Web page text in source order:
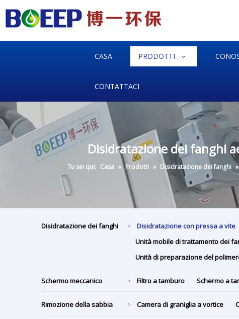
CASA PRODOTTI
CONTATTACI
Disidratazione dei fanghi
Tu sei qui: Casa » Prodotti » Disidratazione dei fanghi
Disidratazione dei fanghi > Disidratazione con pressa a vite
Unità mobile di trattamento dei
Unità di preparazione del
Schermo meccanico > Filtro a tamburo Schermo a
Rimozione della sabbia > Camera di graniglia a vortice